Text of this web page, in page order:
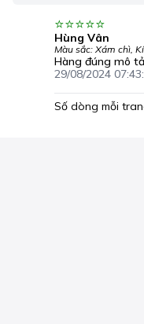
Hùng Vân
Màu sắc: Xám chì,
Hàng đúng mô tả
29/08/2024
Số dòng mỗi